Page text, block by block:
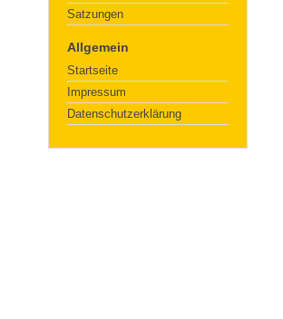
Satzungen
Allgemein
Startseite
Impressum
Datenschutzerklärung